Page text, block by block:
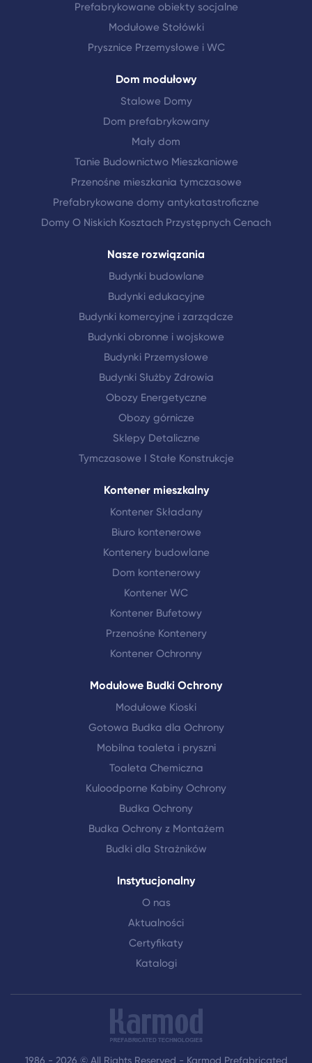
Prefabrykowane obiekty socjalne
Modułowe Stołówki
Prysznice Przemysłowe i WC
Dom modułowy
Stalowe Domy
Dom prefabrykowany
Mały dom
Tanie Budownictwo Mieszkaniowe
Przenośne mieszkania tymczasowe
Prefabrykowane domy antykatastroficzne
Domy O Niskich Kosztach Przystępnych Cenach
Nasze rozwiązania
Budynki budowlane
Budynki edukacyjne
Budynki komercyjne i zarządcze
Budynki obronne i wojskowe
Budynki Przemysłowe
Budynki Służby Zdrowia
Obozy Energetyczne
Obozy górnicze
Sklepy Detaliczne
Tymczasowe I Stałe Konstrukcje
Kontener mieszkalny
Kontener Składany
Biuro kontenerowe
Kontenery budowlane
Dom kontenerowy
Kontener WC
Kontener Bufetowy
Przenośne Kontenery
Kontener Ochronny
Modułowe Budki Ochrony
Modułowe Kioski
Gotowa Budka dla Ochrony
Mobilna toaleta i pryszni
Toaleta Chemiczna
Kuloodporne Kabiny Ochrony
Budka Ochrony
Budka Ochrony z Montażem
Budki dla Strażników
Instytucjonalny
O nas
Aktualności
Certyfikaty
Katalogi
1986 - 2026 © All Rights Reserved - Karmod Prefabricated